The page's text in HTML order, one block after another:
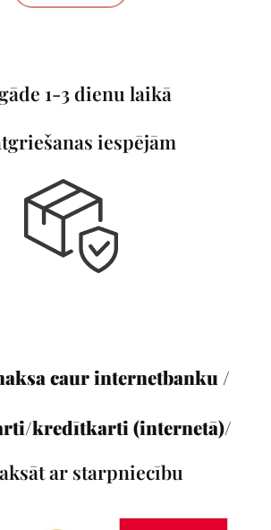
1-3 dienu laikā
iespējām
caur internetbanku /
kredītkarti (internetā)/
ar starpniecību